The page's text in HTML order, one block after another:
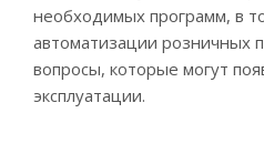
необходимых программ, в
автоматизации розничных
вопросы, которые могут
эксплуатации.